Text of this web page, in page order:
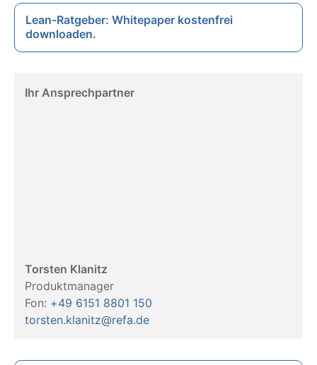
Lean-Ratgeber: Whitepaper kostenfrei
downloaden.
Ihr Ansprechpartner
Torsten Klanitz
Produktmanager
Fon: +49 6151 8801 150
torsten.klanitz@refa.de